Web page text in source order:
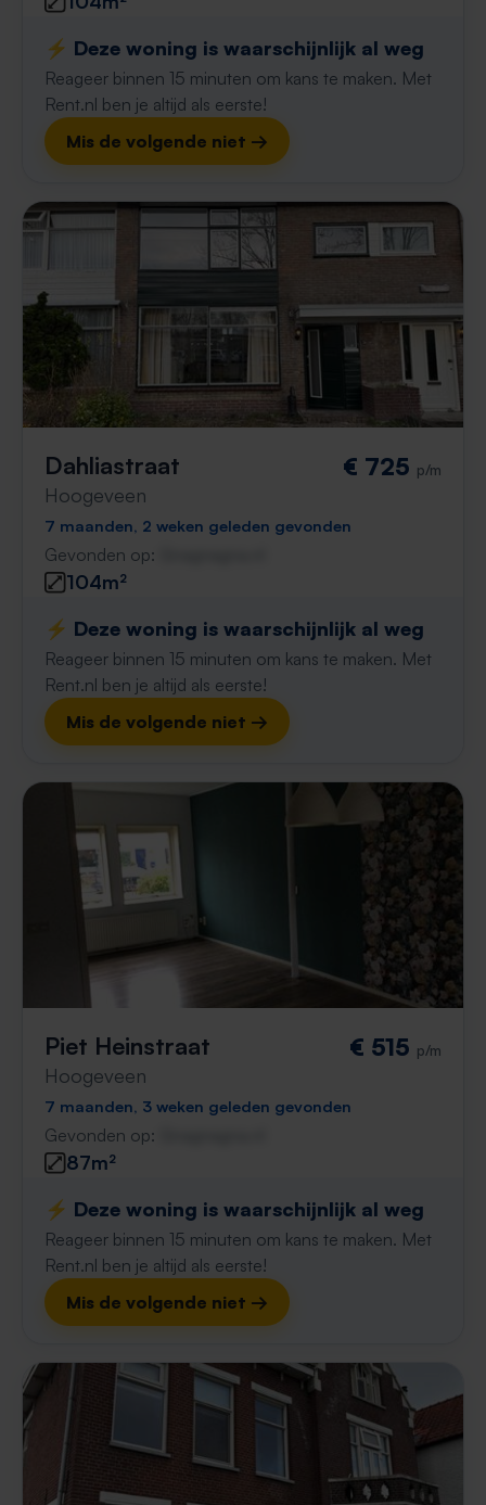
⚡️ Deze woning is waarschijnlijk al weg
Reageer binnen 15 minuten om kans te maken. Met
Rent.nl ben je altijd als eerste!
Mis de volgende niet →
Dahliastraat
Hoogeveen
€ 725 p/m
7 maanden, 2 weken geleden gevonden
Gevonden op:
104m²
⚡️ Deze woning is waarschijnlijk al weg
Reageer binnen 15 minuten om kans te maken. Met
Rent.nl ben je altijd als eerste!
Mis de volgende niet →
Piet Heinstraat
Hoogeveen
€ 515 p/m
7 maanden, 3 weken geleden gevonden
Gevonden op:
87m²
⚡️ Deze woning is waarschijnlijk al weg
Reageer binnen 15 minuten om kans te maken. Met
Rent.nl ben je altijd als eerste!
Mis de volgende niet →